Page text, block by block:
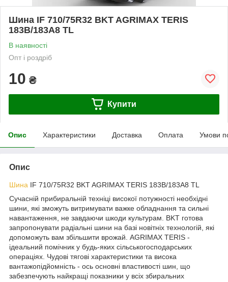
Шина IF 710/75R32 BKT AGRIMAX TERIS
183B/183A8 TL
В наявності
Опт і роздріб
10 ₴
Купити
Опис Характеристики Доставка Оплата Умови
Опис
Шина IF 710/75R32 BKT AGRIMAX TERIS 183B/183A8 TL
Сучасній прибиральній техніці високої потужності необхідні
шини, які зможуть витримувати важке обладнання та сильні
навантаження, не завдаючи шкоди культурам. BKT готова
запропонувати радіальні шини на базі новітніх технологій, які
допоможуть вам збільшити врожай. AGRIMAX TERIS -
ідеальний помічник у будь-яких сільськогосподарських
операціях. Чудові тягові характеристики та висока
вантажопідйомність - ось основні властивості шин, що
забезпечують найкращі показники у всіх збиральних